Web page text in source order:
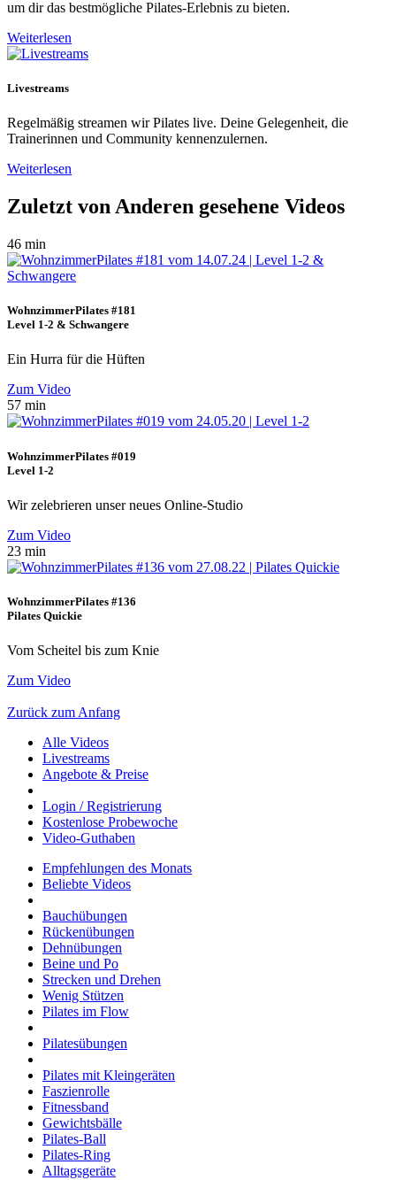
um dir das bestmögliche Pilates-Erlebnis zu bieten.
Weiterlesen
Livestreams
Regelmäßig streamen wir Pilates live. Deine Gelegenheit, die
Trainerinnen und Community kennenzulernen.
Weiterlesen
Zuletzt von Anderen gesehene Videos
46 min
WohnzimmerPilates #181
Level 1-2 & Schwangere
Ein Hurra für die Hüften
Zum Video
57 min
WohnzimmerPilates #019
Level 1-2
Wir zelebrieren unser neues Online-Studio
Zum Video
23 min
WohnzimmerPilates #136
Pilates Quickie
Vom Scheitel bis zum Knie
Zum Video
Zurück zum Anfang
Alle Videos
Livestreams
Angebote & Preise
Login / Registrierung
Kostenlose Probewoche
Video-Guthaben
Empfehlungen des Monats
Beliebte Videos
Bauchübungen
Rückenübungen
Dehnübungen
Beine und Po
Strecken und Drehen
Wenig Stützen
Pilates im Flow
Pilatesübungen
Pilates mit Kleingeräten
Faszienrolle
Fitnessband
Gewichtsbälle
Pilates-Ball
Pilates-Ring
Alltagsgeräte